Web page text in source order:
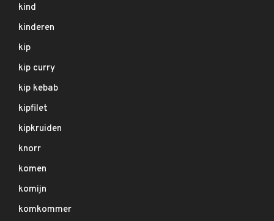
kind
kinderen
kip
kip curry
kip kebab
kipfilet
kipkruiden
knorr
komen
komijn
komkommer